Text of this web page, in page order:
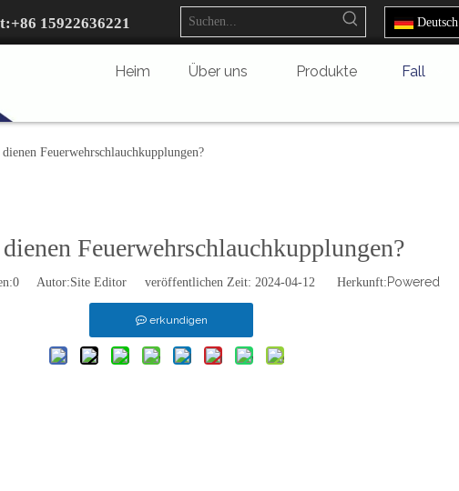
86 15922636221 Deutsch
Heim Über uns Produkte Fall
Feuerwehrschlauchkupplungen?
Feuerwehrschlauchkupplungen?
0 Autor:Site Editor veröffentlichen Zeit: 2024-04-12 Herkunft: Powered
erkundigen